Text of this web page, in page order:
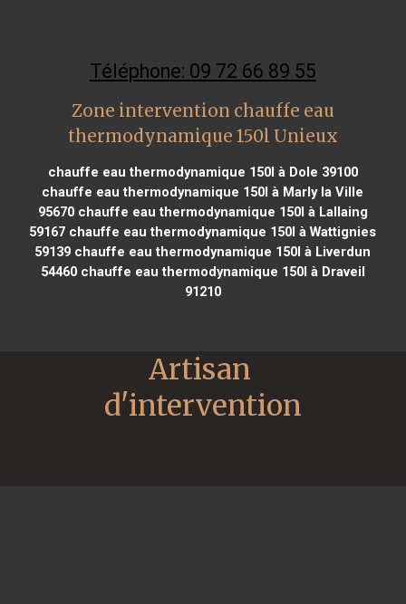
Téléphone: 09 72 66 89 55
Zone intervention chauffe eau
thermodynamique 150l Unieux
chauffe eau thermodynamique 150l à Dole 39100
chauffe eau thermodynamique 150l à Marly la Ville
95670chauffe eau thermodynamique 150l à Lallaing
59167 chauffe eau thermodynamique 150l à Wattignies
59139 chauffe eau thermodynamique 150l à Liverdun
54460chauffe eau thermodynamique 150l à Draveil
91210
Artisan
d'intervention